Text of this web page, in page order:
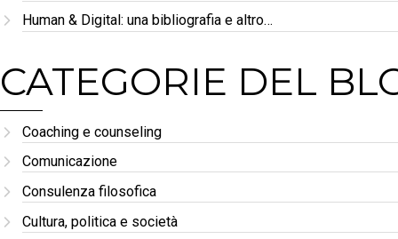
Human & Digital: una bibliografia e altro…
CATEGORIE DEL
Coaching e counseling
Comunicazione
Consulenza filosofica
Cultura, politica e società